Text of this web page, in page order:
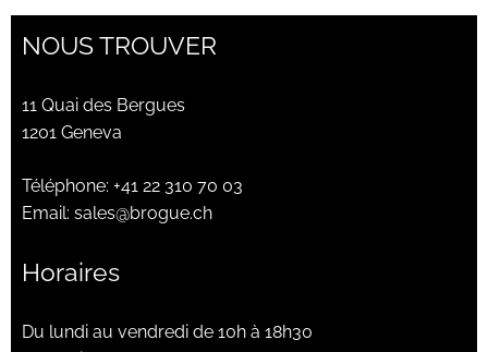
NOUS TROUVER
11 Quai des Bergues
1201 Geneva
Téléphone: +41 22 310 70 03
Email: sales@brogue.ch
Horaires
Du lundi au vendredi de 10h à 18h30